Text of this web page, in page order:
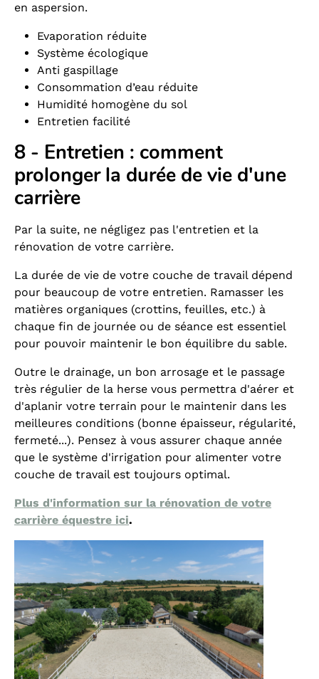
en aspersion.
Evaporation réduite
Système écologique
Anti gaspillage
Consommation d’eau réduite
Humidité homogène du sol
Entretien facilité
8 - Entretien : comment
prolonger la durée de vie d'une
carrière
Par la suite, ne négligez pas l'entretien et la
rénovation de votre carrière.
La durée de vie de votre couche de travail dépend
pour beaucoup de votre entretien. Ramasser les
matières organiques (crottins, feuilles, etc.) à
chaque fin de journée ou de séance est essentiel
pour pouvoir maintenir le bon équilibre du sable.
Outre le drainage, un bon arrosage et le passage
très régulier de la herse vous permettra d'aérer et
d'aplanir votre terrain pour le maintenir dans les
meilleures conditions (bonne épaisseur, régularité,
fermeté...). Pensez à vous assurer chaque année
que le système d'irrigation pour alimenter votre
couche de travail est toujours optimal.
Plus d'information sur la rénovation de votre
carrière équestre ici.